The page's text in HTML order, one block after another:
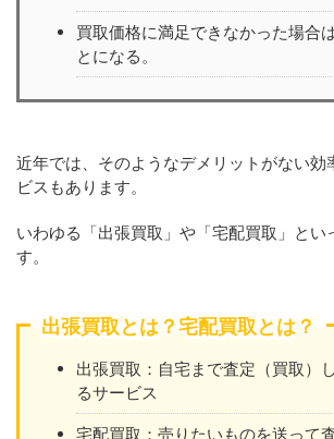
買取価格に満足できなかった場合
とになる。
近年では、そのようなデメリットがない効
ビスもあります。
いわゆる「出張買取」や「宅配買取」とい
す。
出張買取とは？宅配買取とは？
出張買取：自宅まで査定（買取）
るサービス
宅配買取：売りたいものを送って